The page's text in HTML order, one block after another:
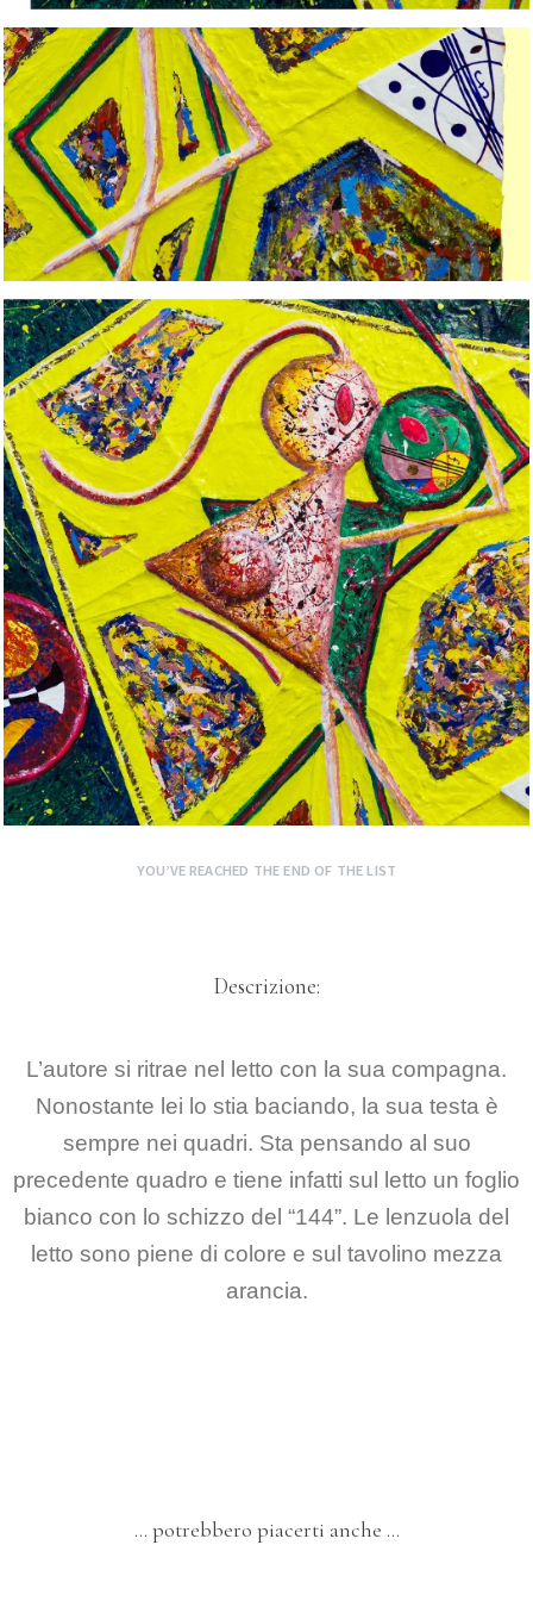
YOU’VE REACHED THE END OF THE LIST
Descrizione:
L’autore si ritrae nel letto con la sua compagna.
Nonostante lei lo stia baciando, la sua testa è
sempre nei quadri. Sta pensando al suo
precedente quadro e tiene infatti sul letto un foglio
bianco con lo schizzo del “144”. Le lenzuola del
letto sono piene di colore e sul tavolino mezza
arancia.
… potrebbero piacerti anche …